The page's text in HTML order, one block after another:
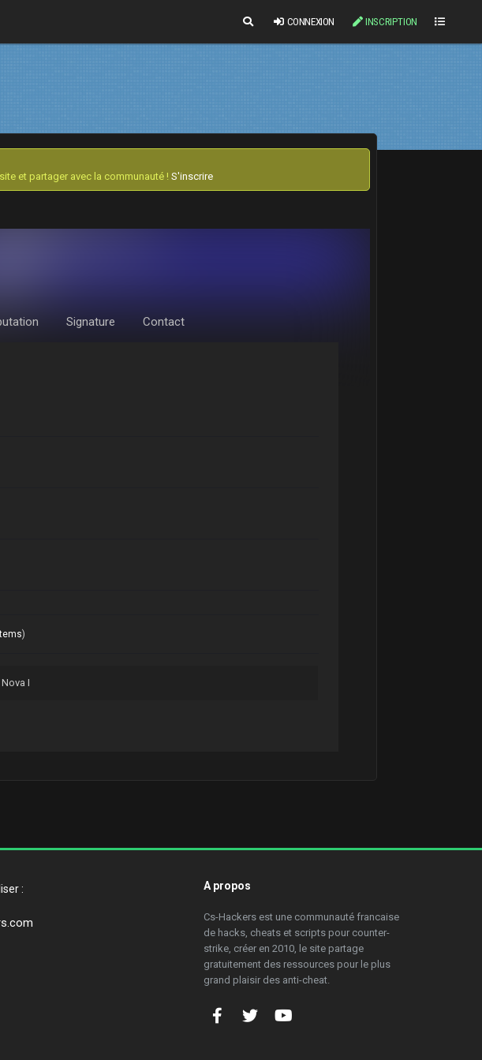
CONNEXION INSCRIPTION
et partager avec la communauté ! S'inscrire
Signature Contact
)
I
: A propos
Cs-Hackers est une communauté francaise
de hacks, cheats et scripts pour counter-
strike, créer en 2010, le site partage
gratuitement des ressources pour le plus
grand plaisir des anti-cheat.